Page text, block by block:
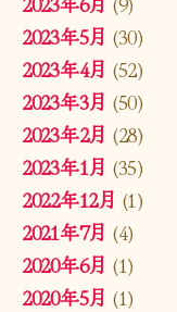
2023年5月 (30)
2023年4月 (52)
2023年3月 (50)
2023年2月 (28)
2023年1月 (35)
2022年12月 (1)
2021年7月 (4)
2020年6月 (1)
2020年5月 (1)